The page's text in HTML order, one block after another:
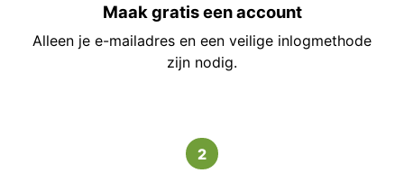
Maak gratis een account
Alleen je e-mailadres en een veilige inlogmethode
zijn nodig.
2